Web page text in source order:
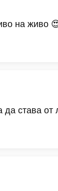
на живо
става